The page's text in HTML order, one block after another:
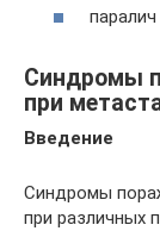
Синдромы
при
Введение
Синдромы
при различных